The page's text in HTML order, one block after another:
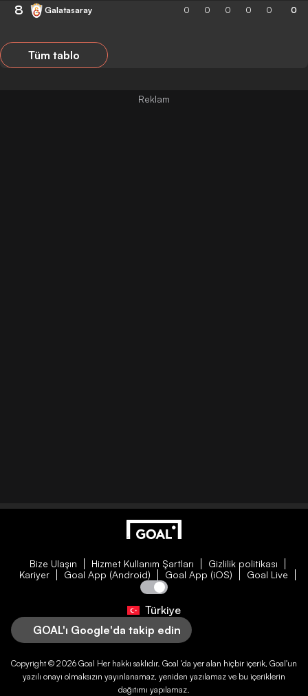
8 Galatasaray 0 0 0 0 0 0
Tüm tablo
Bize Ulaşın Hizmet Kullanım Şartları
Gizlilik politikası
Kariyer
Goal App (Android) Goal App (iOS) Goal Live
Türkiye
GOAL'ı Google'da takip edin
Copyright © 2026 Goal Her hakkı saklıdır. Goal 'da yer alan hiçbir içerik, Goal'un
yazılı onayı olmaksızın yayınlanamaz, yeniden yazılamaz ve bu içeriklerin
dağıtımı yapılamaz.